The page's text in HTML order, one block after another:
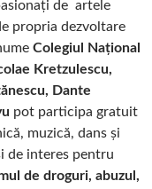
de artele
propria dezvoltare
Colegiul Național
Kretzulescu,
Dante
pot participa gratuit
muzică, dans și
de interes pentru
de droguri, abuzul,